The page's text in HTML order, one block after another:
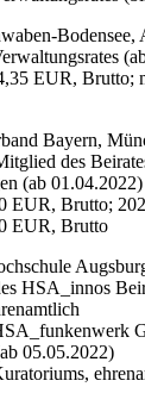
Bodensee,
EUR, Brutto;
Bayern,
des
(ab 01.04.2022)
EUR, Brutto;
EUR, Brutto
HSA_innos
05.05.2022)